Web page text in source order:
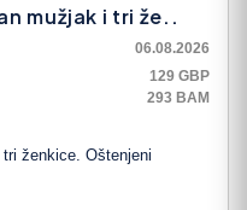
mužjak i tri že..
06.08.2026
129 GBP
293 BAM
ženkice. Oštenjeni